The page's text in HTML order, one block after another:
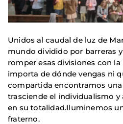
Unidos al caudal de luz de
mundo dividido por barreras
romper esas divisiones con la
importa de dónde vengas ni
compartida encontramos
trasciende el individualismo y
en su totalidad.Iluminemos
fraterno.